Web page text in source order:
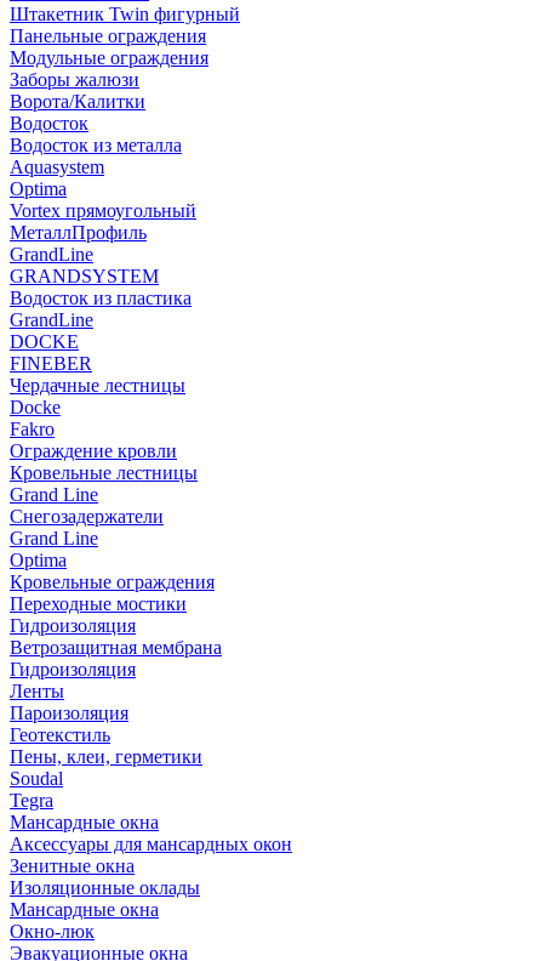
Штакетник Twin фигурный
Панельные ограждения
Модульные ограждения
Заборы жалюзи
Ворота/Калитки
Водосток
Водосток из металла
Aquasystem
Optima
Vortex прямоугольный
МеталлПрофиль
GrandLine
GRANDSYSTEM
Водосток из пластика
GrandLine
DOCKE
FINEBER
Чердачные лестницы
Docke
Fakro
Ограждение кровли
Кровельные лестницы
Grand Line
Снегозадержатели
Grand Line
Optima
Кровельные ограждения
Переходные мостики
Гидроизоляция
Ветрозащитная мембрана
Гидроизоляция
Ленты
Пароизоляция
Геотекстиль
Пены, клеи, герметики
Soudal
Tegra
Мансардные окна
Аксессуары для мансардных окон
Зенитные окна
Изоляционные оклады
Мансардные окна
Окно-люк
Эвакуационные окна